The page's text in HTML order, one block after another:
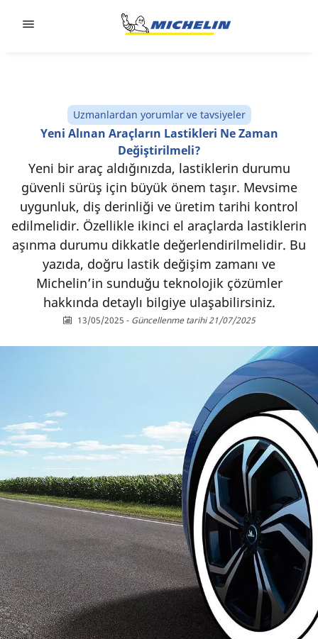
Uzmanlardan yorumlar ve tavsiyeler
Yeni Alınan Araçların Lastikleri Ne Zaman
Değiştirilmeli?
Yeni bir araç aldığınızda, lastiklerin durumu
güvenli sürüş için büyük önem taşır. Mevsime
uygunluk, diş derinliği ve üretim tarihi kontrol
edilmelidir. Özellikle ikinci el araçlarda lastiklerin
aşınma durumu dikkatle değerlendirilmelidir. Bu
yazıda, doğru lastik değişim zamanı ve
Michelin’in sunduğu teknolojik çözümler
hakkında detaylı bilgiye ulaşabilirsiniz.
13/05/2025 - Güncellenme tarihi 21/07/2025